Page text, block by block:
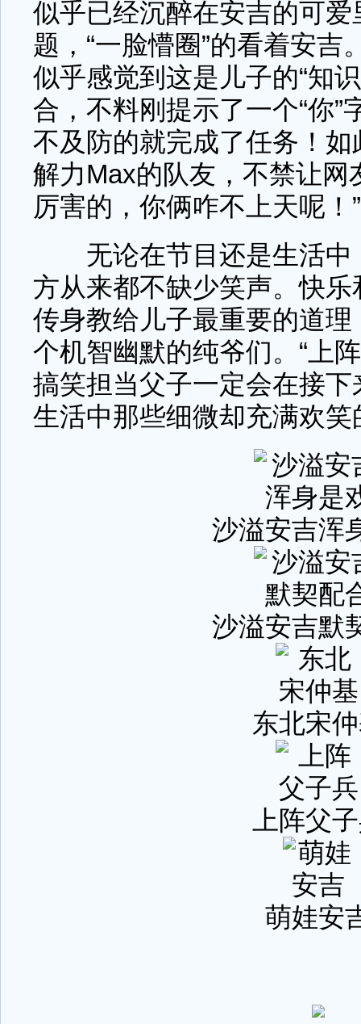
似乎已经沉醉在安吉的可
题，“一脸懵圈”的看着安吉
似乎感觉到这是儿子的“知
合，不料刚提示了一个“你”
不及防的就完成了任务！
解力Max的队友，不禁让网
厉害的，你俩咋不上天呢！”
无论在节目还是生活中
方从来都不缺少笑声。快
传身教给儿子最重要的道
个机智幽默的纯爷们。“上
搞笑担当父子一定会在接
生活中那些细微却充满欢笑
沙溢安吉浑
沙溢安吉默
东北宋
上阵父
萌娃安